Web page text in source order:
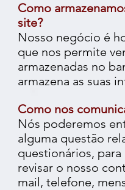
Como
site?
Nosso negócio é
que nos permite
armazenadas no
armazena as suas
Como nos
Nós poderemos
alguma questão
questionários,
revisar o nosso
mail, telefone,